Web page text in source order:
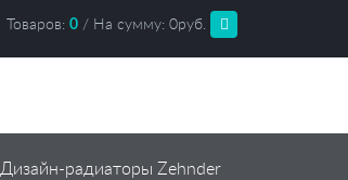
Товаров: 0 / На сумму: 0руб.
Дизайн-радиаторы Zehnder